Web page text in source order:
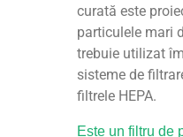
curată este
particulele mari
trebuie utilizat
sisteme de
filtrele HEPA.
Este un filtru de